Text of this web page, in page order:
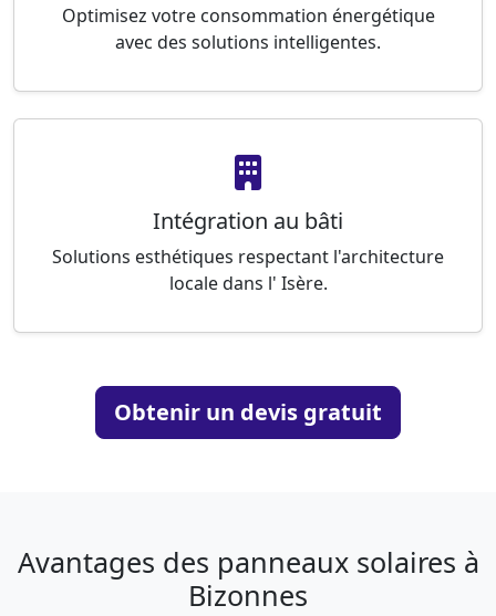
Optimisez votre consommation énergétique
avec des solutions intelligentes.
Intégration au bâti
Solutions esthétiques respectant l'architecture
locale dans l' Isère.
Obtenir un devis gratuit
Avantages des panneaux solaires à
Bizonnes